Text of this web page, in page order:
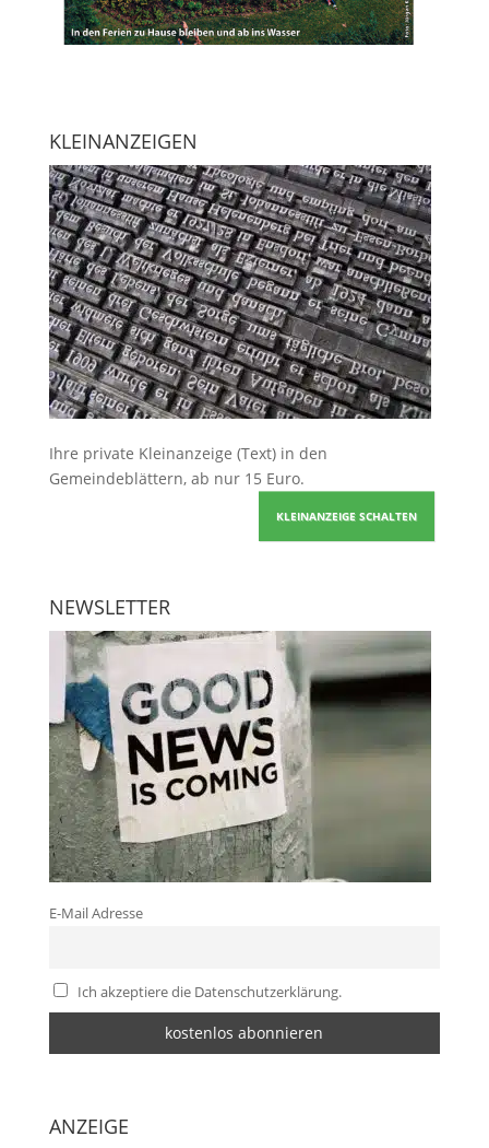
KLEINANZEIGEN
Ihre private Kleinanzeige (Text) in den
Gemeindeblättern, ab nur 15 Euro.
KLEINANZEIGE SCHALTEN
NEWSLETTER
E-Mail Adresse
Ich akzeptiere die Datenschutzerklärung.
ANZEIGE